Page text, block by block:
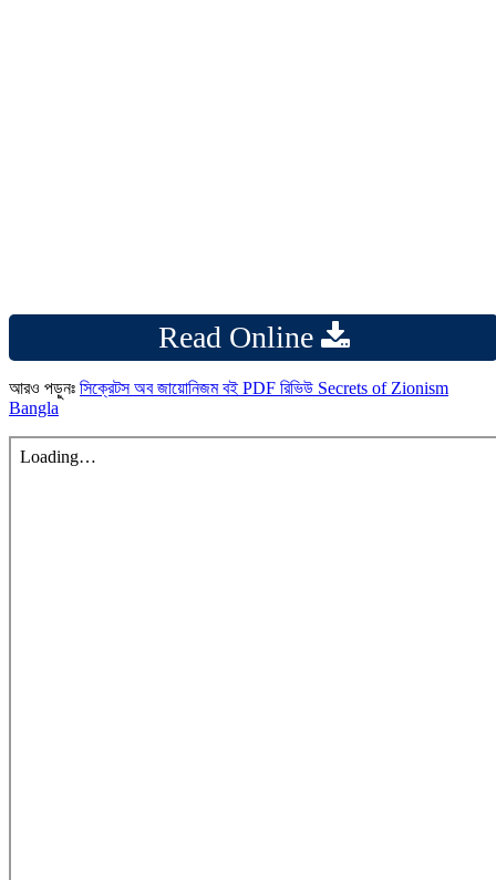
Read Online
আরও পড়ুনঃ সিক্রেটস অব জায়োনিজম বই PDF রিভিউ Secrets of Zionism
Bangla